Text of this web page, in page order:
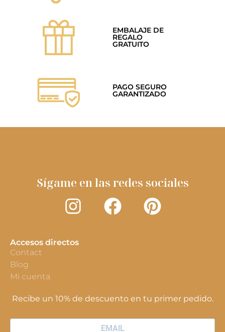
EMBALAJE DE
REGALO
GRATUITO
PAGO SEGURO
GARANTIZADO
Sígame en las redes sociales
Accesos directos
Contact
Blog
Mi cuenta
Recibe un 10% de descuento en tu primer pedido.